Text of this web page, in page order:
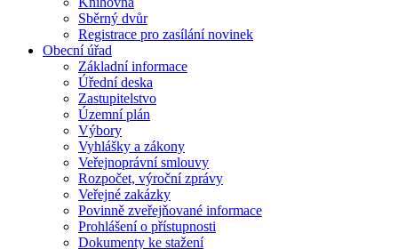
Sběrný dvůr
Registrace pro zasílání novinek
Obecní úřad
Základní informace
Úřední deska
Zastupitelstvo
Územní plán
Výbory
Vyhlášky a zákony
Veřejnoprávní smlouvy
Rozpočet, výroční zprávy
Veřejné zakázky
Povinně zveřejňované informace
Prohlášení o přístupnosti
Dokumenty ke stažení